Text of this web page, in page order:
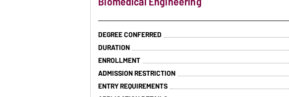
DEGREE CONFERRED
DURATION
ENROLLMENT
ADMISSION RESTRICTION
ENTRY REQUIREMENTS